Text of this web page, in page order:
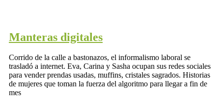
Manteras digitales
Corrido de la calle a bastonazos, el informalismo laboral se
trasladó a internet. Eva, Carina y Sasha ocupan sus redes sociales
para vender prendas usadas, muffins, cristales sagrados. Historias
de mujeres que toman la fuerza del algoritmo para llegar a fin de
mes